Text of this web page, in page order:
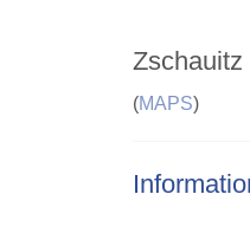
Zschauitz
(MAPS)